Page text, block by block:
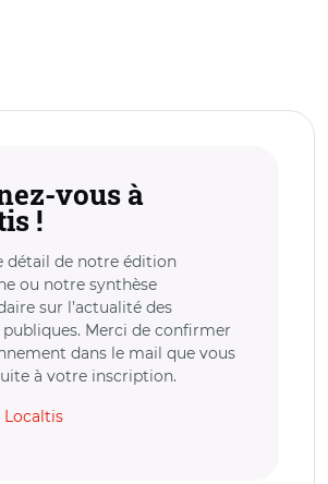
vous à
!
détail de notre édition
ou notre synthèse
sur l’actualité des
Merci de confirmer
dans le mail que vous
à votre inscription.